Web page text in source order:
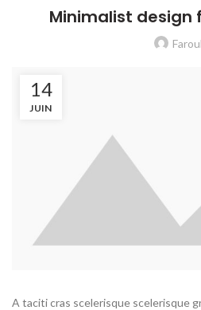
Minimalist design
14
JUIN
A taciti cras scelerisque scelerisque